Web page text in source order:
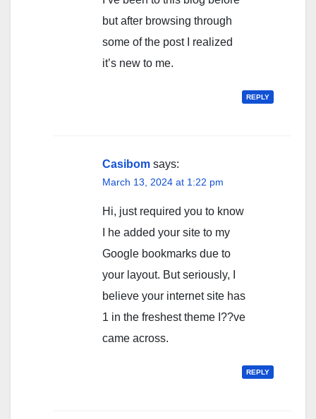
but after browsing through
some of the post I realized
it’s new to me.
REPLY
Casibom says:
March 13, 2024 at 1:22 pm
Hi, just required you to know
I he added your site to my
Google bookmarks due to
your layout. But seriously, I
believe your internet site has
1 in the freshest theme I??ve
came across.
REPLY